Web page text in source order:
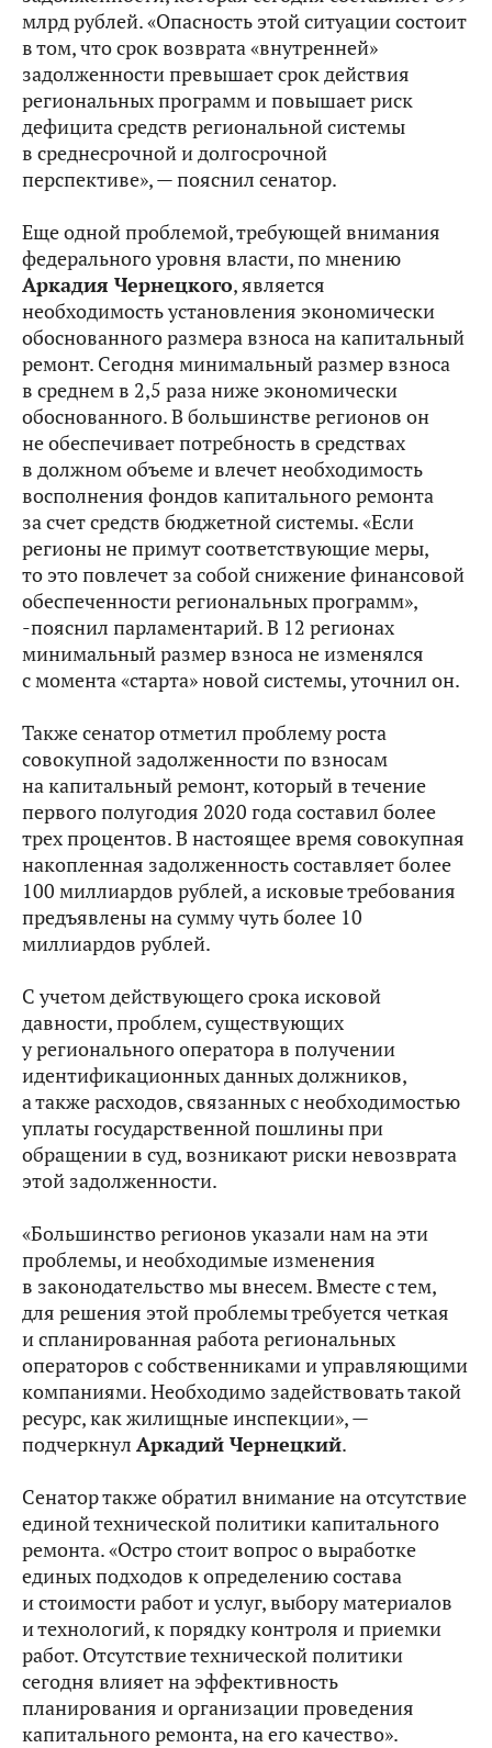
млрд рублей. «Опасность этой ситуации состоит
в том, что срок возврата «внутренней»
задолженности превышает срок действия
региональных программ и повышает риск
дефицита средств региональной системы
в среднесрочной и долгосрочной
перспективе», — пояснил сенатор.
Еще одной проблемой, требующей внимания
федерального уровня власти, по мнению
Аркадия Чернецкого, является
необходимость установления экономически
обоснованного размера взноса на капитальный
ремонт. Сегодня минимальный размер взноса
в среднем в 2,5 раза ниже экономически
обоснованного. В большинстве регионов он
не обеспечивает потребность в средствах
в должном объеме и влечет необходимость
восполнения фондов капитального ремонта
за счет средств бюджетной системы. «Если
регионы не примут соответствующие меры,
то это повлечет за собой снижение финансовой
обеспеченности региональных программ»,
-пояснил парламентарий. В 12 регионах
минимальный размер взноса не изменялся
с момента «старта» новой системы, уточнил он.
Также сенатор отметил проблему роста
совокупной задолженности по взносам
на капитальный ремонт, который в течение
первого полугодия 2020 года составил более
трех процентов. В настоящее время совокупная
накопленная задолженность составляет более
100 миллиардов рублей, а исковые требования
предъявлены на сумму чуть более 10
миллиардов рублей.
С учетом действующего срока исковой
давности, проблем, существующих
у регионального оператора в получении
идентификационных данных должников,
а также расходов, связанных с необходимостью
уплаты государственной пошлины при
обращении в суд, возникают риски невозврата
этой задолженности.
«Большинство регионов указали нам на эти
проблемы, и необходимые изменения
в законодательство мы внесем. Вместе с тем,
для решения этой проблемы требуется четкая
и спланированная работа региональных
операторов с собственниками и управляющими
компаниями. Необходимо задействовать такой
ресурс, как жилищные инспекции», —
подчеркнул Аркадий Чернецкий.
Сенатор также обратил внимание на отсутствие
единой технической политики капитального
ремонта. «Остро стоит вопрос о выработке
единых подходов к определению состава
и стоимости работ и услуг, выбору материалов
и технологий, к порядку контроля и приемки
работ. Отсутствие технической политики
сегодня влияет на эффективность
планирования и организации проведения
капитального ремонта, на его качество».